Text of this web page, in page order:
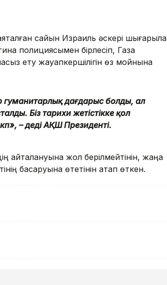
сайын Израиль әскері шығарыла
полициясымен бірлесіп, Газа
ету жауапкершілігін өз мойнына
гуманитарлық дағдарыс болды, ал
Біз тарихи жетістікке қол
– деді АҚШ Президенті.
қайталануына жол берілмейтінін, жаңа
басқаруына өтетінін атап өткен.